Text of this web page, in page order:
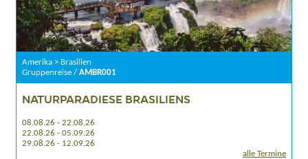
Amerika > Brasilien
Gruppenreise / AMBR001
NATURPARADIESE BRASILIENS
08.08.26 - 22.08.26
22.08.26 - 05.09.26
29.08.26 - 12.09.26
alle Termine